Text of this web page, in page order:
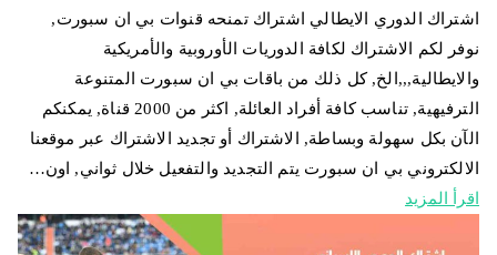
اشتراك الدوري الايطالي اشتراك تمنحه قنوات بي ان سبورت,
نوفر لكم الاشتراك لكافة الدوريات الأوروبية والأمريكية
والايطالية,,,الخ, كل ذلك من باقات بي ان سبورت المتنوعة
الترفيهية, تناسب كافة أفراد العائلة, اكثر من 2000 قناة, يمكنكم
الآن بكل سهولة وبساطة, الاشتراك أو تجديد الاشتراك عبر موقعنا
الالكتروني بي ان سبورت يتم التجديد والتفعيل خلال ثواني, اون…
اقرأ المزيد